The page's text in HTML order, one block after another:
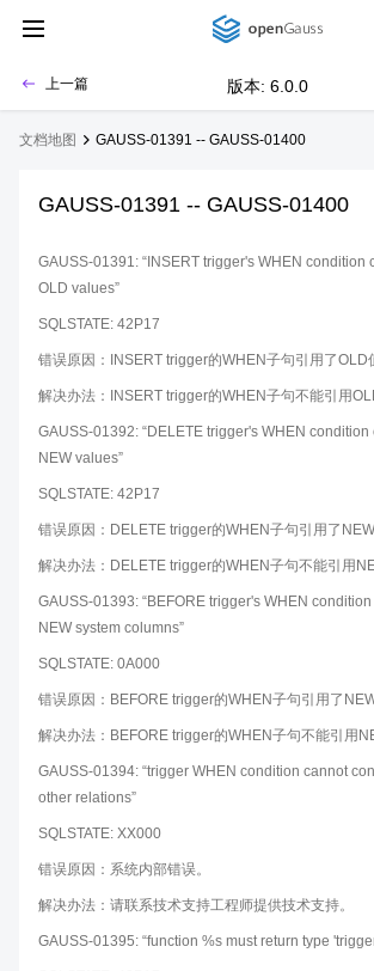
上一篇 版本: 6.0.0
文档地图 GAUSS-01391 -- GAUSS-01400
GAUSS-01391 -- GAUSS-01400
GAUSS-01391: “INSERT trigger's WHEN condition
OLD values”
SQLSTATE: 42P17
错误原因：INSERT trigger的WHEN子句引用了OLD
解决办法：INSERT trigger的WHEN子句不能引用
GAUSS-01392: “DELETE trigger's WHEN
NEW values”
SQLSTATE: 42P17
错误原因：DELETE trigger的WHEN子句引用了NEW
解决办法：DELETE trigger的WHEN子句不能引用
GAUSS-01393: “BEFORE trigger's WHEN
NEW system columns”
SQLSTATE: 0A000
错误原因：BEFORE trigger的WHEN子句引用了
解决办法：BEFORE trigger的WHEN子句不能引用
GAUSS-01394: “trigger WHEN condition cannot
other relations”
SQLSTATE: XX000
错误原因：系统内部错误。
解决办法：请联系技术支持工程师提供技术支持。
GAUSS-01395: “function %s must return type